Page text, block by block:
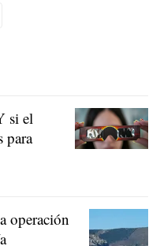
si el
para
operación